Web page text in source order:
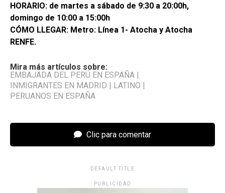
HORARIO: de martes a sábado de 9:30 a 20:00h,
domingo de 10:00 a 15:00h
CÓMO LLEGAR: Metro: Línea 1- Atocha y Atocha
RENFE.
Mira más artículos sobre:
EMBAJADA DEL PERÚ EN ESPAÑA
INMIGRANTES EN MADRID
LATINO
PERUANOS EN ESPAÑA
Clic para comentar
DEFAULT TITLE
PUBLICIDAD